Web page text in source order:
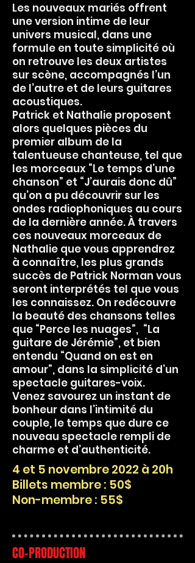
Les nouveaux mariés offrent
une version intime de leur
univers musical, dans une
formule en toute simplicité où
on retrouve les deux artistes
sur scène, accompagnés l’un
de l’autre et de leurs guitares
acoustiques.
Patrick et Nathalie proposent
alors quelques pièces du
premier album de la
talentueuse chanteuse, tel que
les morceaux “Le temps d’une
chanson” et “J’aurais donc dû”
qu’on a pu découvrir sur les
ondes radiophoniques au cours
de la dernière année. À travers
ces nouveaux morceaux de
Nathalie que vous apprendrez
à connaître, les plus grands
succès de Patrick Norman vous
seront interprétés tel que vous
les connaissez. On redécouvre
la beauté des chansons telles
que “Perce les nuages”, “La
guitare de Jérémie”, et bien
entendu “Quand on est en
amour”, dans la simplicité d’un
spectacle guitares-voix.
Venez savourez un instant de
bonheur dans l’intimité du
couple, le temps que dure ce
nouveau spectacle rempli de
charme et d’authenticité.
4 et 5 novembre 2022 à 20h
Billets membre : 50$
Non-membre : 55$
CO-PRODUCTION